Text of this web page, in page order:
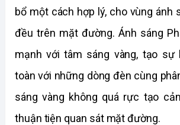
bổ một cách hợp lý, cho vùng ánh
đều trên mặt đường. Ánh sáng
mạnh với tâm sáng vàng, tạo sự
toàn với những dòng đèn cùng
sáng vàng không quá rực tạo
thuận tiện quan sát mặt đường.